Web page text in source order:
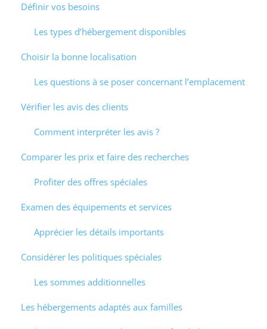
Définir vos besoins
Les types d’hébergement disponibles
Choisir la bonne localisation
Les questions à se poser concernant l’emplacement
Vérifier les avis des clients
Comment interpréter les avis ?
Comparer les prix et faire des recherches
Profiter des offres spéciales
Examen des équipements et services
Apprécier les détails importants
Considérer les politiques spéciales
Les sommes additionnelles
Les hébergements adaptés aux familles